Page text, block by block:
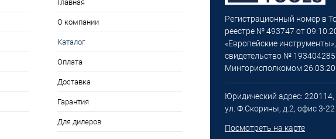
Главная
О компании
Каталог
Оплата
Доставка
Гарантия
Для дилеров
Регистрационный номер в
реестре № 493747 от
«Европейские инструменты»,
свидетельство №
Мингорисполкомом
Юридический адрес: 220114,
ул. Ф.Скорины, д.2, офис 3-22
Посмотреть на карте